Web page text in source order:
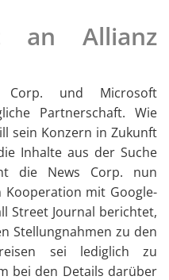
an Allianz
Corp. und Microsoft
Partnerschaft. Wie
sein Konzern in Zukunft
Inhalte aus der Suche
die News Corp. nun
mit Google-
Street Journal berichtet,
Stellungnahmen zu den
sei lediglich zu
bei den Details darüber